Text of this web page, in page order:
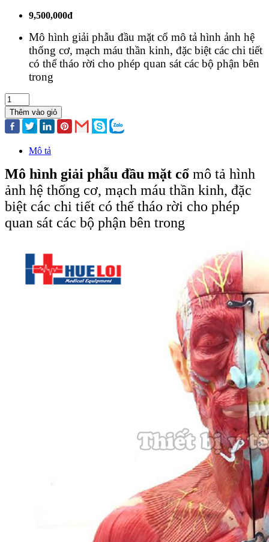
9,500,000đ
Mô hình giải phẫu đầu mặt cổ mô tả hình ảnh hệ
thống cơ, mạch máu thần kinh, đặc biệt các chi tiết
có thể tháo rời cho phép quan sát các bộ phận bên
trong
Thêm vào giỏ
Mô tả
Mô hình giải phẫu đầu mặt cổ mô tả hình
ảnh hệ thống cơ, mạch máu thần kinh, đặc
biệt các chi tiết có thể tháo rời cho phép
quan sát các bộ phận bên trong